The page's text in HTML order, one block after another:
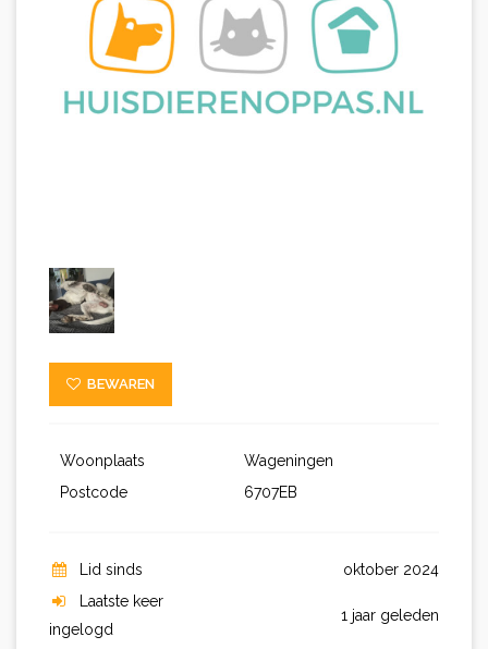
BEWAREN
Woonplaats
Wageningen
Postcode
6707EB
Lid sinds
oktober 2024
Laatste keer
ingelogd
1 jaar geleden